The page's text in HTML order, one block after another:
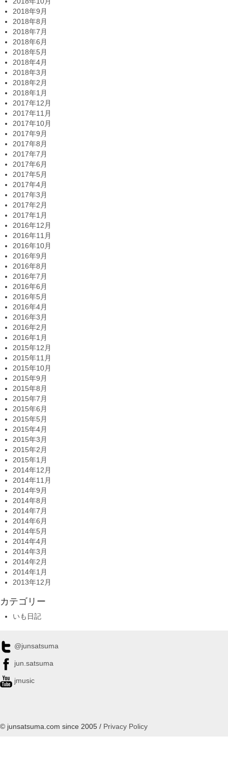
2018年9月
2018年8月
2018年7月
2018年6月
2018年5月
2018年4月
2018年3月
2018年2月
2018年1月
2017年12月
2017年11月
2017年10月
2017年9月
2017年8月
2017年7月
2017年6月
2017年5月
2017年4月
2017年3月
2017年2月
2017年1月
2016年12月
2016年11月
2016年10月
2016年9月
2016年8月
2016年7月
2016年6月
2016年5月
2016年4月
2016年3月
2016年2月
2016年1月
2015年12月
2015年11月
2015年10月
2015年9月
2015年8月
2015年7月
2015年6月
2015年5月
2015年4月
2015年3月
2015年2月
2015年1月
2014年12月
2014年11月
2014年9月
2014年8月
2014年7月
2014年6月
2014年5月
2014年4月
2014年3月
2014年2月
2014年1月
2013年12月
カテゴリー
いも日記
@junsatsuma
jun.satsuma
jmusic
© junsatsuma.com since 2005 / Privacy Policy